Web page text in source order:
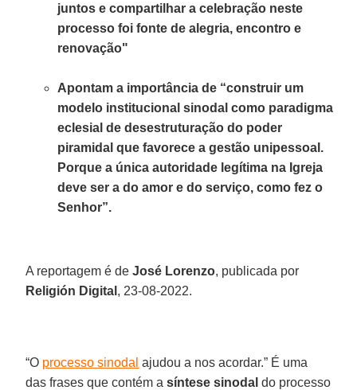
juntos e compartilhar a celebração neste
processo foi fonte de alegria, encontro e
renovação"
Apontam a importância de “construir um
modelo institucional sinodal como paradigma
eclesial de desestruturação do poder
piramidal que favorece a gestão unipessoal.
Porque a única autoridade legítima na Igreja
deve ser a do amor e do serviço, como fez o
Senhor”.
A reportagem é deJosé Lorenzo, publicada por
Religión Digital , 23-08-2022.
“O processo sinodal ajudou a nos acordar.” É uma
das frases que contém asíntese sinodal do processo